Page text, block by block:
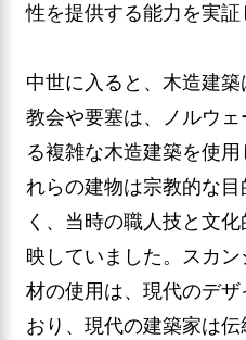
性を提供する能力を実証
中世に入ると、木造建築
教会や要塞は、ノルウ
る複雑な木造建築を使
れらの建物は宗教的な
く、当時の職人技と文
映していました。スカ
材の使用は、現代のデ
おり、現代の建築家は